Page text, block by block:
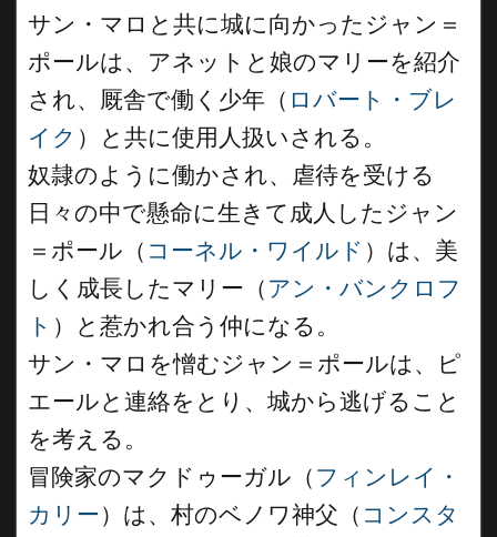
サン・マロと共に城に向かったジャン＝
ポールは、アネットと娘のマリーを紹介
され、厩舎で働く少年（ ロバート・ブレ
イク ）と共に使用人扱いされる。
奴隷のように働かされ、虐待を受ける
日々の中で懸命に生きて成人したジャン
＝ポール（ コーネル・ワイルド ）は、美
しく成長したマリー（ アン・バンクロフ
ト ）と惹かれ合う仲になる。
サン・マロを憎むジャン＝ポールは、ピ
エールと連絡をとり、城から逃げること
を考える。
冒険家のマクドゥーガル（ フィンレイ・
カリー）は、村のベノワ神父（ コンスタ